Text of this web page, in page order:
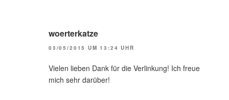
woerterkatze
03/05/2015 UM 13:24 UHR
Vielen lieben Dank für die Verlinkung! Ich freue
mich sehr darüber!